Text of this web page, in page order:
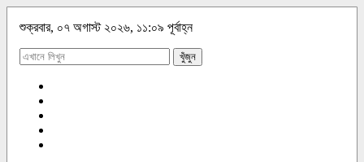
শুক্রবার, ০৭ অগাস্ট ২০২৬, ১১:০৯ পূর্বাহ্ন
খুঁজুন